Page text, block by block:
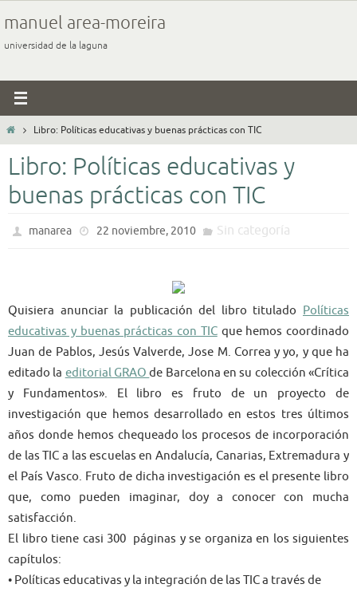
al
contenido
manuel area-moreira
universidad de la laguna
InicioLibro: Políticas educativas y buenas prácticas con TIC
Libro: Políticas educativas y
buenas prácticas con TIC
manarea 22 noviembre, 2010 Sin categoría
Quisiera anunciar la publicación del libro titulado Políticas
educativas y buenas prácticas con TIC que hemos coordinado
Juan de Pablos, Jesús Valverde, Jose M. Correa y yo, y que ha
editado la editorial GRAOde Barcelona en su colección «Crítica
y Fundamentos». El libro es fruto de un proyecto de
investigación que hemos desarrollado en estos tres últimos
años donde hemos chequeado los procesos de incorporación
de las TIC a las escuelas en Andalucía, Canarias, Extremadura y
el País Vasco. Fruto de dicha investigación es el presente libro
que, como pueden imaginar, doy a conocer con mucha
satisfacción.
El libro tiene casi 300 páginas y se organiza en los siguientes
capítulos:
• Políticas educativas y la integración de las TIC a través de